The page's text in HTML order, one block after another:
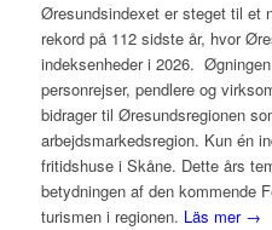
Øresundsindexet er steget til et
rekord på 112 sidste år, hvor
indeksenheder i 2026.
personrejser, pendlere og
bidrager til Øresundsregionen
arbejdsmarkedsregion. Kun én
fritidshuse i Skåne. Dette års
betydningen af den kommende
turismen i regionen. Läs mer →